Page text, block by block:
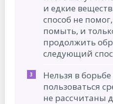
и едкие
способ не
помыть, и
продолжить
следующий
Нельзя в борьбе
пользоваться
не рассчитаны